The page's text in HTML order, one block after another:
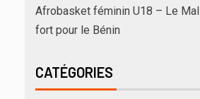
Afrobasket féminin U18 – Le
fort pour le Bénin
CATÉGORIES